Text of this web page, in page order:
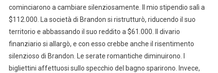
cominciarono a cambiare silenziosamente. Il mio stipendio salì a
$112.000. La società di Brandon si ristrutturò, riducendo il suo
territorio e abbassando il suo reddito a $61.000. Il divario
finanziario si allargò, e con esso crebbe anche il risentimento
silenzioso di Brandon. Le serate romantiche diminuirono. I
bigliettini affettuosi sullo specchio del bagno sparirono. Invece,